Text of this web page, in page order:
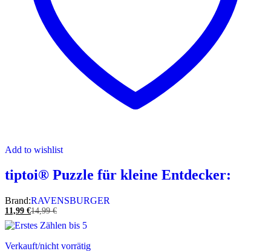
Add to wishlist
tiptoi® Puzzle für kleine Entdecker:
Brand:RAVENSBURGER
11,99 €14,99€
Verkauft/nicht vorrätig